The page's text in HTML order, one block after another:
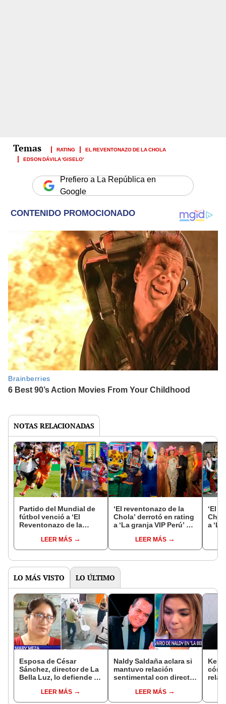
RATING
EL REVENTONAZO DE LA CHOLA
EDSON DÁVILA 'GISELO'
Prefiero a La República en
Google
NOTAS RELACIONADAS
Partido del Mundial de
fútbol venció a ‘El
Reventonazo de la
¿cuántos puntos
hicieron los programas
LEER MÁS
‘El reventonazo de la
Chola’ derrotó en rating
a ‘La granja VIP Perú’ y
¿cuántos puntos
hicieron los programas
LEER MÁS
‘El
a
LO MÁS VISTO LO ÚLTIMO
Esposa de César
Sánchez, director de La
Bella Luz, lo defiende y
relación clandestina
con Naldy Saldaña:
LEER MÁS
Naldy Saldaña aclara si
mantuvo relación
sentimental con director
denunciarlo por
tocamientos: “Me
LEER MÁS